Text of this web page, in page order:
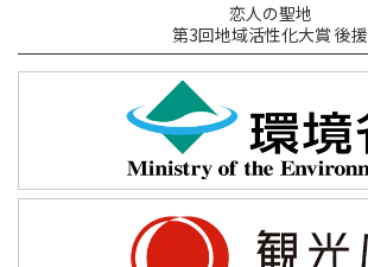
恋人の聖地
第3回地域活性化大賞 後援